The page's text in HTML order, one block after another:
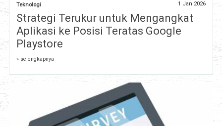
Teknologi 1 Jan 2026
Strategi Terukur untuk Mengangkat
Aplikasi ke Posisi Teratas Google
Playstore
» selengkapnya